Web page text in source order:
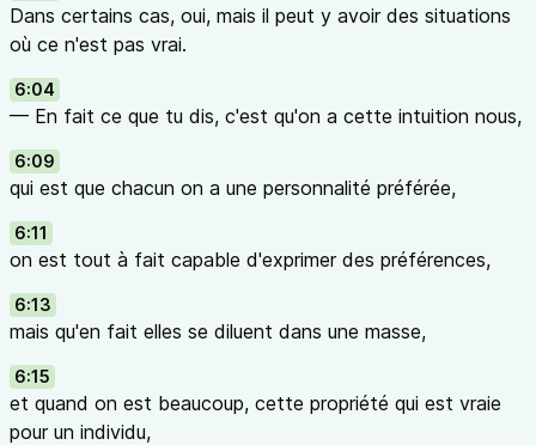
Dans certains cas, oui, mais il peut y avoir des situations
où ce n'est pas vrai.
6:04
— En fait ce que tu dis, c'est qu'on a cette intuition nous,
6:09
qui est que chacun on a une personnalité préférée,
6:11
on est tout à fait capable d'exprimer des préférences,
6:13
mais qu'en fait elles se diluent dans une masse,
6:15
et quand on est beaucoup, cette propriété qui est vraie
pour un individu,